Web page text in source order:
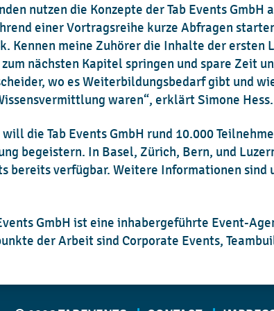
nutzen die Konzepte der Tab Events
einer Vortragsreihe kurze Abfragen
Kennen meine Zuhörer die Inhalte der ersten
nächsten Kapitel springen und spare Zeit
wo es Weiterbildungsbedarf gibt und
waren“, erklärt Simone Hess.
will die Tab Events GmbH rund 10.000
begeistern. In Basel, Zürich, Bern, und
bereits verfügbar. Weitere Informationen sind
GmbH ist eine inhabergeführte Event-
der Arbeit sind Corporate Events,
*All fields marked with a star are
your enquiry.
LET’S CONNECT!